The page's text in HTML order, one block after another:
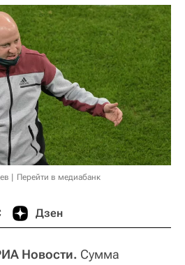
Перейти в медиабанк
Дзен
Новости. Сумма